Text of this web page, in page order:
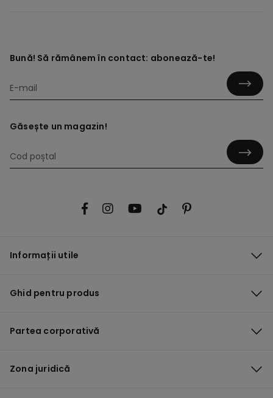
Bună! Să rămânem în contact: abonează-te!
Găsește un magazin!
Informații utile
Ghid pentru produs
Partea corporativă
Zona juridică